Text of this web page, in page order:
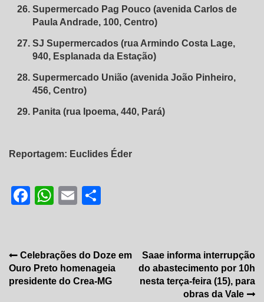
Supermercado Pag Pouco (avenida Carlos de
Paula Andrade, 100, Centro)
SJ Supermercados (rua Armindo Costa Lage,
940, Esplanada da Estação)
Supermercado União (avenida João Pinheiro,
456, Centro)
Panita (rua Ipoema, 440, Pará)
Reportagem: Euclides Éder
Facebook
WhatsApp
Email
Navegação
de
Celebrações do Doze em
Ouro Preto homenageia
presidente do Crea-MG
Saae informa interrupção
do abastecimento por 10h
nesta terça-feira (15), para
obras da Vale